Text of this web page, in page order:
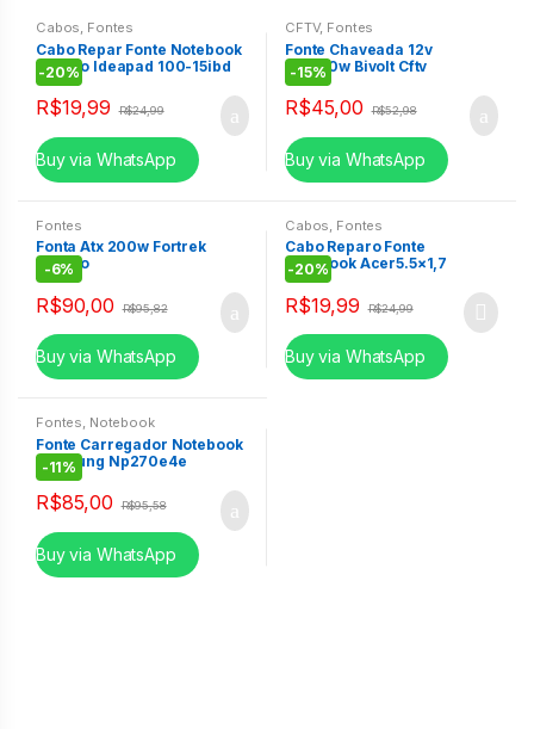
Cabos, Fontes
Cabo Repar Fonte Notebook
Lenovo Ideapad 100-15ibd
CR045
-20%
R$19,99 R$24,99
Buy via WhatsApp
CFTV, Fontes
Fonte Chaveada 12v
10a120w Bivolt Cftv
-15%
R$45,00 R$52,98
Buy via WhatsApp
Fontes
Fonta Atx 200w Fortrek
S/Cabo
-6%
R$90,00 R$95,82
Buy via WhatsApp
Cabos Fontes
Cabo Reparo Fonte
Notebook Acer5.5×1,7
-20%
R$19,99 R$24,99
Buy via WhatsApp
Fontes, Notebook
Fonte Carregador Notebook
Samsung Np270e4e
Np270e5g Np275e4e
-11%
R$85,00 R$95,58
Buy via WhatsApp